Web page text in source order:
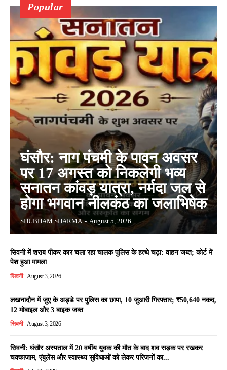
Popular
घंसौर: नाग पंचमी के पावन अवसर
पर 17 अगस्त को निकलेगी भव्य
सनातन कांवड़ यात्रा, नर्मदा जल से
होगा भगवान नीलकंठ का जलाभिषेक
SHUBHAM SHARMA - August 5, 2026
सिवनी में शराब पीकर कार चला रहा चालक पुलिस के हत्थे चढ़ा: वाहन जब्त; कोर्ट में
पेश हुआ मामला
सिवनी August 3, 2026
लखनादौन में जुए के अड्डे पर पुलिस का छापा, 10 जुआरी गिरफ्तार; ₹50,640 नकद,
12 मोबाइल और 3 बाइक जब्त
सिवनी August 3, 2026
सिवनी: घंसौर अस्पताल में 20 वर्षीय युवक की मौत के बाद शव सड़क पर रखकर
चक्काजाम, एंबुलेंस और स्वास्थ्य सुविधाओं को लेकर परिजनों का...